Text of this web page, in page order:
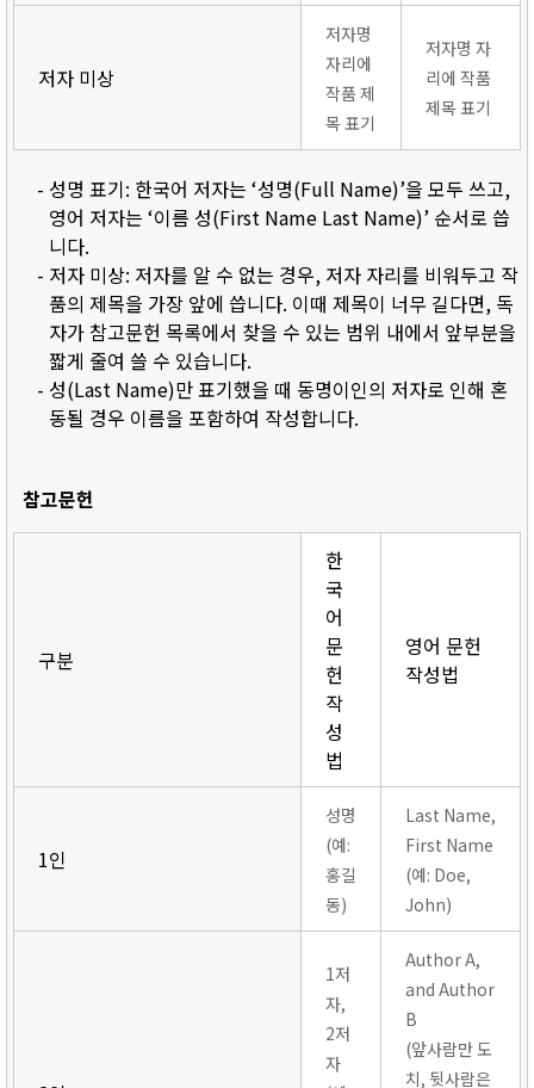
저자 미상
저자명
자리에
작품 제
목 표기
저자명 자
리에 작품
제목 표기
- 성명 표기: 한국어 저자는 ‘성명(Full Name)’을 모두 쓰고,
영어 저자는 ‘이름 성(First Name Last Name)’ 순서로 씁
니다.
- 저자 미상: 저자를 알 수 없는 경우, 저자 자리를 비워두고 작
품의 제목을 가장 앞에 씁니다. 이때 제목이 너무 길다면, 독
자가 참고문헌 목록에서 찾을 수 있는 범위 내에서 앞부분을
짧게 줄여 쓸 수 있습니다.
- 성(Last Name)만 표기했을 때 동명이인의 저자로 인해 혼
동될 경우 이름을 포함하여 작성합니다.
참고문헌
구분
한
국
어
문
헌
작
성
법
영어 문헌
작성법
1인
성명
(예:
홍길
동)
Last Name,
First Name
(예: Doe,
John)
1저
자,
2저
자
Author A,
and Author
B
(앞사람만 도
치, 뒷사람은